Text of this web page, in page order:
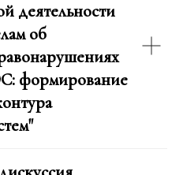
деятельности
об
формирование